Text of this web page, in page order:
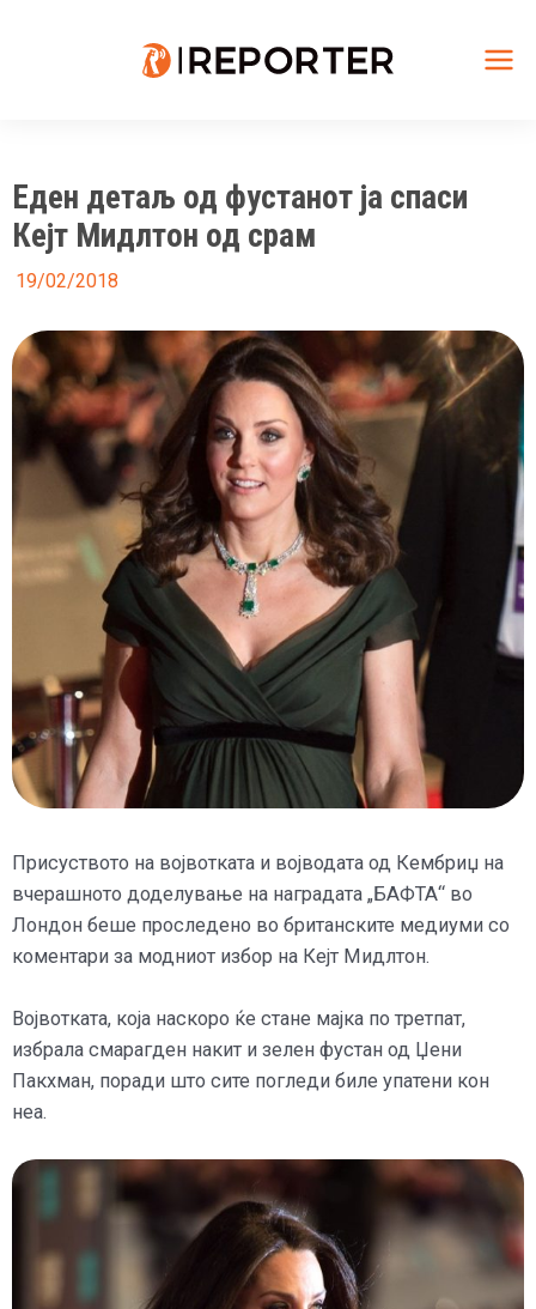
Еден детаљ од фустанот ја спаси
Кејт Мидлтон од срам
19/02/2018
Присуството на војвотката и војводата од Кембриџ на
вчерашното доделување на наградата „БАФТА“ во
Лондон беше проследено во британските медиуми со
коментари за модниот избор на Кејт Мидлтон.
Војвотката, која наскоро ќе стане мајка по третпат,
избрала смарагден накит и зелен фустан од Џени
Пакхман, поради што сите погледи биле упатени кон
неа.